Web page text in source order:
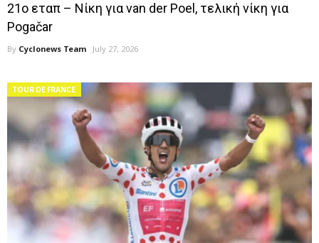
21ο εταπ – Νίκη για van der Poel, τελική νίκη για
Pogačar
By Cyclonews Team July 27, 2026
TOUR DE FRANCE